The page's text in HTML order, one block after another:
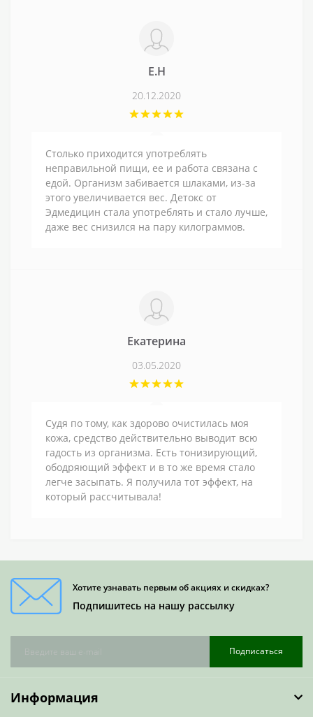
Е.Н
20.12.2020
Столько приходится употреблять
неправильной пищи, ее и работа связана с
едой. Организм забивается шлаками, из-за
этого увеличивается вес. Детокс от
Эдмедицин стала употреблять и стало лучше,
даже вес снизился на пару килограммов.
Екатерина
03.05.2020
Судя по тому, как здорово очистилась моя
кожа, средство действительно выводит всю
гадость из организма. Есть тонизирующий,
ободряющий эффект и в то же время стало
легче засыпать. Я получила тот эффект, на
который рассчитывала!
Хотите узнавать первым об акциях и скидках?
Подпишитесь на нашу рассылку
Подписаться
Информация